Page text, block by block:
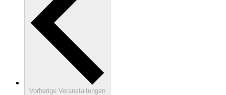
Vorherige Veranstaltungen